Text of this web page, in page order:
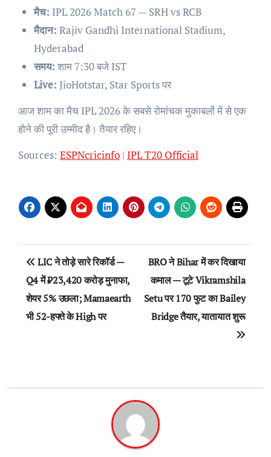
मैच: IPL 2026 Match 67 — SRH vs RCB
मैदान: Rajiv Gandhi International Stadium,
Hyderabad
समय: शाम 7:30 बजे IST
Live: JioHotstar, Star Sports पर
आज शाम का मैच IPL 2026 के सबसे रोमांचक मुकाबलों में से एक
होने की पूरी उम्मीद है। तैयार रहिए।
Sources: ESPNcricinfo| IPL T20 Official
Post
navigation
LIC ने तोड़े सारे रिकॉर्ड —
Q4 में ₹23,420 करोड़ मुनाफा,
शेयर 5% उछला; Mamaearth
भी 52-हफ्ते के High पर
BRO ने Bihar में कर दिखाया
कमाल — टूटे Vikramshila
Setu पर 170 फुट का Bailey
Bridge तैयार, यातायात शुरू